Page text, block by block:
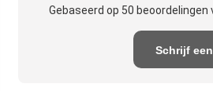
Gebaseerd op 50
Schrijf een